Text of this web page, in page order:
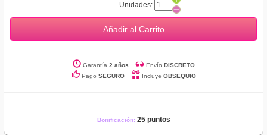
Unidades:
Añadir al Carrito
Garantía 2 años Envío DISCRETO
Pago SEGURO Incluye OBSEQUIO
Bonificación: 25 puntos